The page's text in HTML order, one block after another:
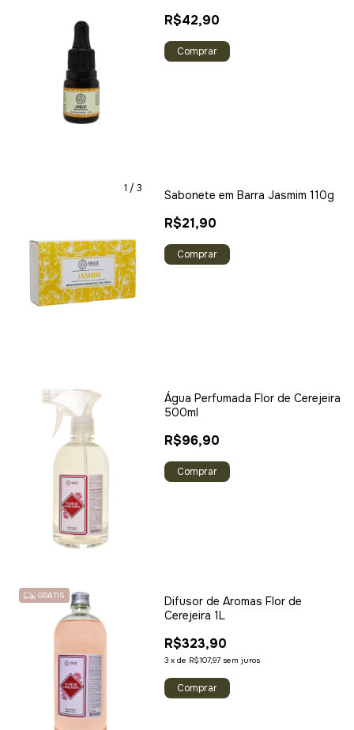
R$42,90
1 / 3 Sabonete em Barra Jasmim 110g
R$21,90
Água Perfumada Flor de Cerejeira
500ml
R$96,90
GRÁTIS
Difusor de Aromas Flor de
Cerejeira 1L
R$323,90
3 x de R$107,97 sem juros